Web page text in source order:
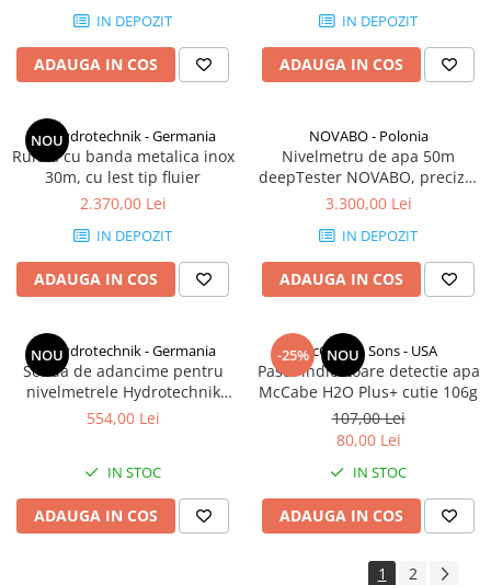
IN DEPOZIT
ADAUGA IN COS
IN DEPOZIT
ADAUGA IN COS
NOU
HT Hydrotechnik - Germania
Ruleta cu banda metalica inox
30m, cu lest tip fluier
2.370,00 Lei
IN DEPOZIT
ADAUGA IN COS
NOVABO - Polonia
Nivelmetru de apa 50m
deepTester NOVABO, precizie
1mm, sonda inox IP68, semnal
3.300,00 Lei
IN DEPOZIT
ADAUGA IN COS
NOU
HT Hydrotechnik - Germania
Sonda de adancime pentru
nivelmetrele Hydrotechnik
HT010 HT015 HT020 HT025
554,00 Lei
IN STOC
ADAUGA IN COS
-25% NOU
McCabe & Sons - USA
Pasta indicatoare detectie apa
McCabe H2O Plus+ cutie 106g
107,00 Lei
80,00 Lei
IN STOC
ADAUGA IN COS
1 2